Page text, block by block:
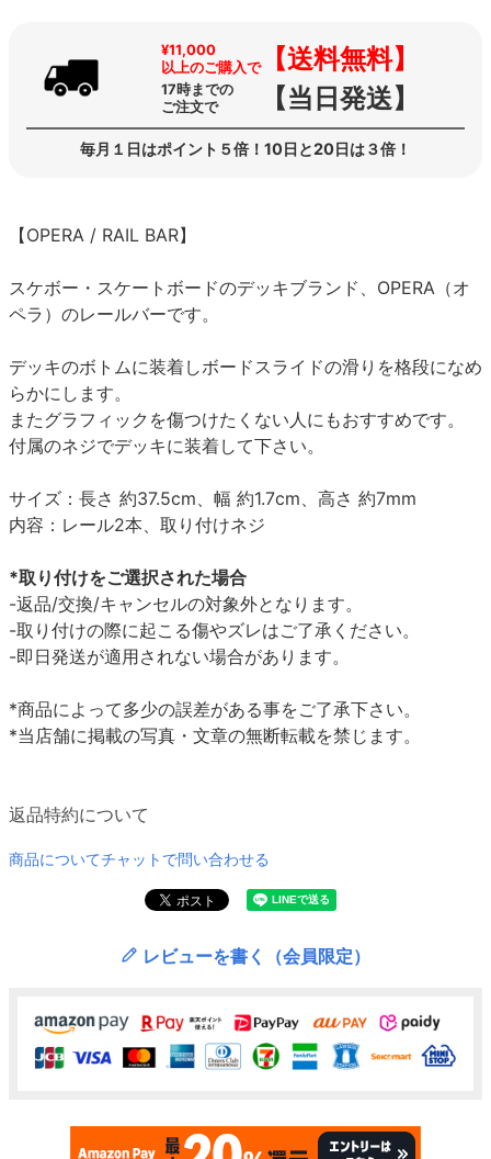
¥11,000
以上のご購入で【送料無料】
17時までの
ご注文で
【当日発送】
毎月１日はポイント５倍！10日と20日は３倍！
【OPERA / RAIL BAR】
スケボー・スケートボードのデッキブランド、OPERA（オ
ペラ）のレールバーです。
デッキのボトムに装着しボードスライドの滑りを格段になめ
らかにします。
またグラフィックを傷つけたくない人にもおすすめです。
付属のネジでデッキに装着して下さい。
サイズ：長さ 約37.5cm、幅 約1.7cm、高さ 約7mm
内容：レール2本、取り付けネジ
*取り付けをご選択された場合
-返品/交換/キャンセルの対象外となります。
-取り付けの際に起こる傷やズレはご了承ください。
-即日発送が適用されない場合があります。
*商品によって多少の誤差がある事をご了承下さい。
*当店舗に掲載の写真・文章の無断転載を禁じます。
返品特約について
商品についてチャットで問い合わせる
レビューを書く（会員限定）